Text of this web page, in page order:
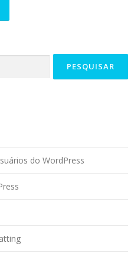
do WordPress